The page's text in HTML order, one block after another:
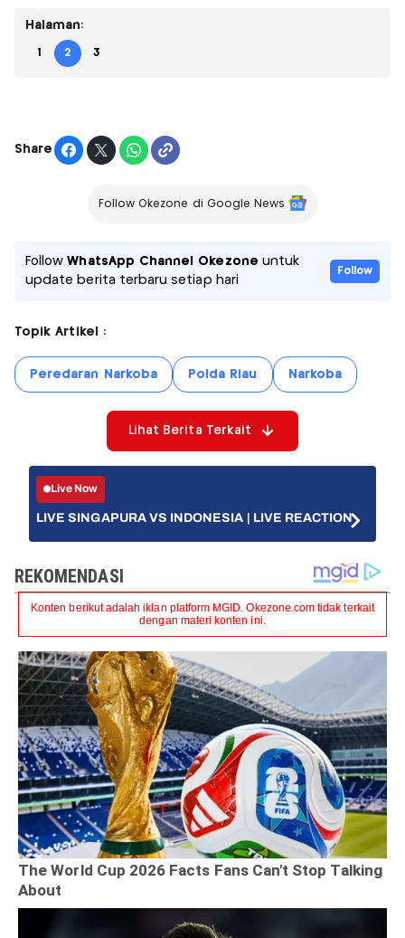
Halaman:
1 2 3
Share
Follow Okezone di Google News
FollowWhatsApp Channel Okezone untuk
update berita terbaru setiap hari
Follow
Topik Artikel :
Peredaran Narkoba Polda Riau Narkoba
Lihat Berita Terkait
Live Now
LIVE SINGAPURA VS INDONESIA | LIVE REACTION